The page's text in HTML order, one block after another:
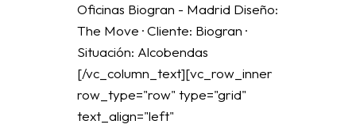
Oficinas Biogran - Madrid Diseño:
The Move · Cliente: Biogran ·
Situación: Alcobendas
[/vc_column_text][vc_row_inner
row_type="row" type="grid"
text_align="left"